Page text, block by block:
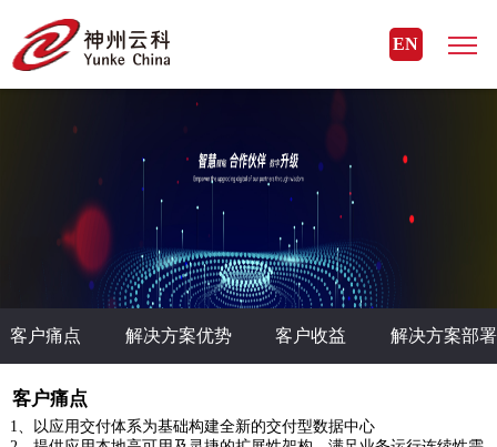
MK体育(国际)官方网站
EN
客户痛点 解决方案优势 客户收益 解决方案部署
客户痛点
1、以应用交付体系为基础构建全新的交付型数据中心